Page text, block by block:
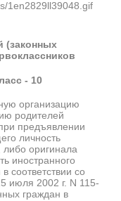
(законных
- 10
организацию
родителей
предъявлении
личность
либо оригинала
иностранного
соответствии со
июля 2002 г. N 115-
граждан в